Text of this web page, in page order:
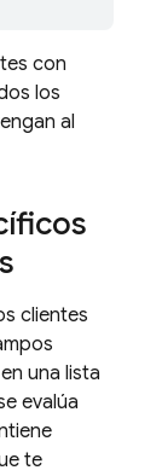
con
los
al
clientes
en una lista
evalúa
te